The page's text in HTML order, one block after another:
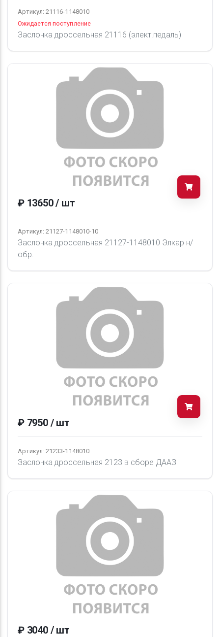
Артикул: 21116-1148010
Ожидается поступление
Заслонка дроссельная 21116 (элект.педаль)
₽ 13650 / шт
Артикул: 21127-1148010-10
Заслонка дроссельная 21127-1148010 Элкар н/
обр.
₽ 7950 / шт
Артикул: 21233-1148010
Заслонка дроссельная 2123 в сборе ДААЗ
₽ 3040 / шт